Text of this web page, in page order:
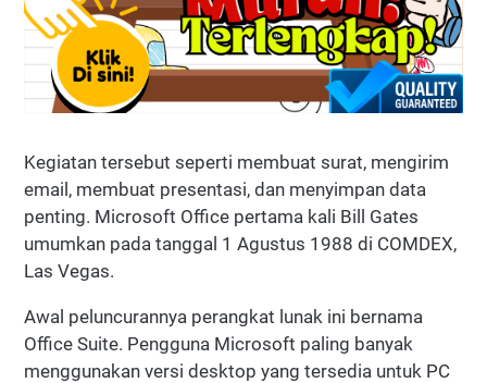
Kegiatan tersebut seperti membuat surat, mengirim
email, membuat presentasi, dan menyimpan data
penting. Microsoft Office pertama kali Bill Gates
umumkan pada tanggal 1 Agustus 1988 di COMDEX,
Las Vegas.
Awal peluncurannya perangkat lunak ini bernama
Office Suite. Pengguna Microsoft paling banyak
menggunakan versi desktop yang tersedia untuk PC